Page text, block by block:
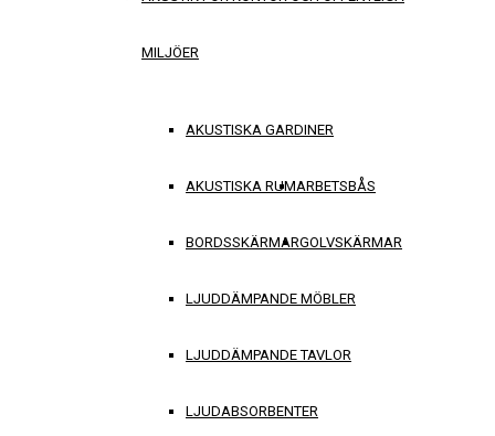
MILJÖER
AKUSTISKA GARDINER
AKUSTISKA RUMARBETSBÅS
BORDSSKÄRMARGOLVSKÄRMAR
LJUDDÄMPANDE MÖBLER
LJUDDÄMPANDE TAVLOR
LJUDABSORBENTER